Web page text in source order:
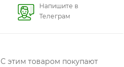
Напишите в
Телеграм
С этим товаром покупают